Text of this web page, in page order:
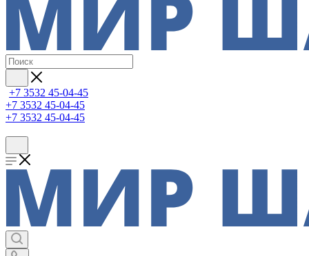
+7 3532 45-04-45
+7 3532 45-04-45
+7 3532 45-04-45